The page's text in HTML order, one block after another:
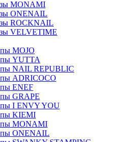
MONAMI
ONENAIL
ROCKNAIL
VELVETIME
MOJO
YUTTA
NAIL REPUBLIC
ADRICOCO
ENEF
GRAPE
I ENVY YOU
KIEMI
MONAMI
ONENAIL